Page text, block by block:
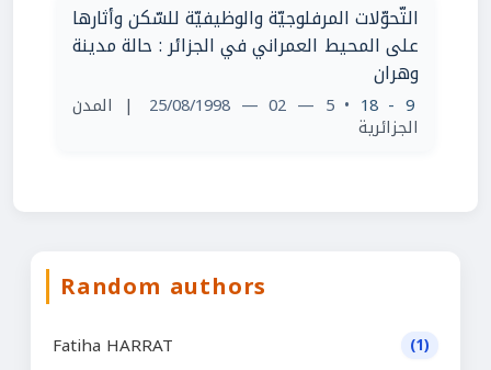
التّحوّلات المرفلوجيّة والوظيفيّة للسّكن وأثارها
على المحيط العمراني في الجزائر : حالة مدينة
وهران
9 - 18
• 5 — 02 — 25/08/1998 | المدن
الجزائرية
Random authors
Fatiha HARRAT (1)